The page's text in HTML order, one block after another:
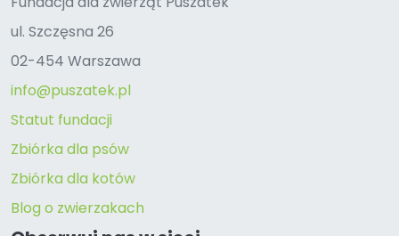
ul. Szczęsna 26
02-454 Warszawa
info@puszatek.pl
Statut fundacji
Zbiórka dla psów
Zbiórka dla kotów
Blog o zwierzakach